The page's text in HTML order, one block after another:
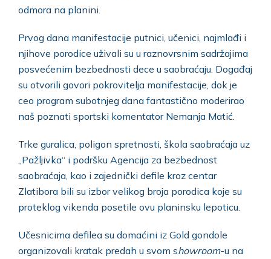
odmora na planini.
Prvog dana manifestacije putnici, učenici, najmlađi i
njihove porodice uživali su u raznovrsnim sadržajima
posvećenim bezbednosti dece u saobraćaju. Događaj
su otvorili govori pokrovitelja manifestacije, dok je
ceo program subotnjeg dana fantastično moderirao
naš poznati sportski komentator Nemanja Matić.
Trke guralica, poligon spretnosti, škola saobraćaja uz
„Pažljivka“ i podršku Agencija za bezbednost
saobraćaja, kao i zajednički defile kroz centar
Zlatibora bili su izbor velikog broja porodica koje su
proteklog vikenda posetile ovu planinsku lepoticu.
Učesnicima defilea su domaćini iz Gold gondole
organizovali kratak predah u svom showroom-u na